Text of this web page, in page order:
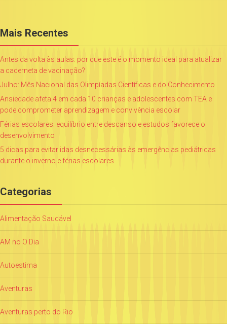
Mais Recentes
Antes da volta às aulas: por que este é o momento ideal para atualizar
a caderneta de vacinação?
Julho: Mês Nacional das Olimpíadas Científicas e do Conhecimento
Ansiedade afeta 4 em cada 10 crianças e adolescentes com TEA e
pode comprometer aprendizagem e convivência escolar
Férias escolares: equilíbrio entre descanso e estudos favorece o
desenvolvimento
5 dicas para evitar idas desnecessárias às emergências pediátricas
durante o inverno e férias escolares
Categorias
Alimentação Saudável
AM no O Dia
Autoestima
Aventuras
Aventuras perto do Rio